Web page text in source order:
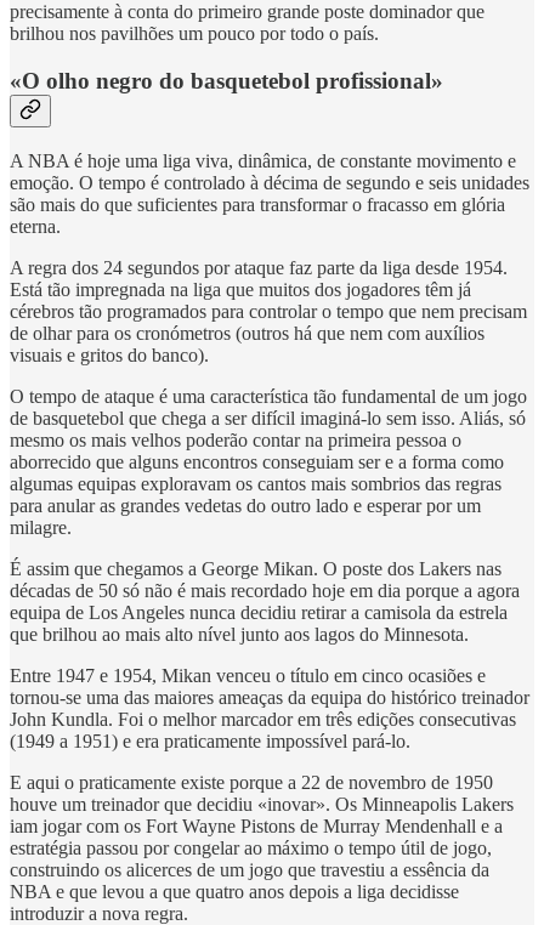
precisamente à conta do primeiro grande poste dominador que
brilhou nos pavilhões um pouco por todo o país.
«O olho negro do basquetebol profissional»
A NBA é hoje uma liga viva, dinâmica, de constante movimento e
emoção. O tempo é controlado à décima de segundo e seis unidades
são mais do que suficientes para transformar o fracasso em glória
eterna.
A regra dos 24 segundos por ataque faz parte da liga desde 1954.
Está tão impregnada na liga que muitos dos jogadores têm já
cérebros tão programados para controlar o tempo que nem precisam
de olhar para os cronómetros (outros há que nem com auxílios
visuais e gritos do banco).
O tempo de ataque é uma característica tão fundamental de um jogo
de basquetebol que chega a ser difícil imaginá-lo sem isso. Aliás, só
mesmo os mais velhos poderão contar na primeira pessoa o
aborrecido que alguns encontros conseguiam ser e a forma como
algumas equipas exploravam os cantos mais sombrios das regras
para anular as grandes vedetas do outro lado e esperar por um
milagre.
É assim que chegamos a George Mikan. O poste dos Lakers nas
décadas de 50 só não é mais recordado hoje em dia porque a agora
equipa de Los Angeles nunca decidiu retirar a camisola da estrela
que brilhou ao mais alto nível junto aos lagos do Minnesota.
Entre 1947 e 1954, Mikan venceu o título em cinco ocasiões e
tornou-se uma das maiores ameaças da equipa do histórico treinador
John Kundla. Foi o melhor marcador em três edições consecutivas
(1949 a 1951) e era praticamente impossível pará-lo.
E aqui o praticamente existe porque a 22 de novembro de 1950
houve um treinador que decidiu «inovar». Os Minneapolis Lakers
iam jogar com os Fort Wayne Pistons de Murray Mendenhall e a
estratégia passou por congelar ao máximo o tempo útil de jogo,
construindo os alicerces de um jogo que travestiu a essência da
NBA e que levou a que quatro anos depois a liga decidisse
introduzir a nova regra.